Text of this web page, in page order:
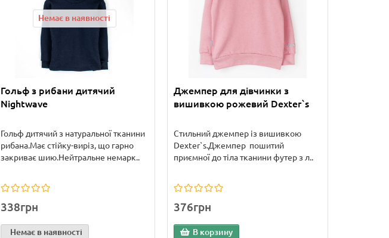
Немає в наявності
Гольф з рибани дитячий
Nightwave
Гольф дитячий з натуральної тканини
рибана.Має стійку-виріз, що гарно
закриває шию.Нейтральне немарк..
338грн
Немає в наявності
Джемпер для дівчинки з
вишивкою рожевий Dexter`s
Стильний джемпер із вишивкою
Dexter`s.Джемпер пошитий
приємної до тіла тканини футер з л..
376грн
В корзину